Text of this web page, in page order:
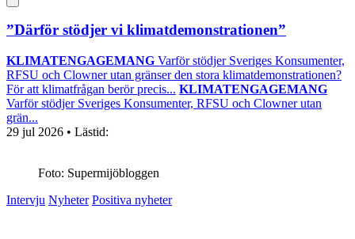
”Därför stödjer vi klimatdemonstrationen”
KLIMATENGAGEMANG Varför stödjer Sveriges Konsumenter,
RFSU och Clowner utan gränser den stora klimatdemonstrationen?
För att klimatfrågan berör precis... KLIMATENGAGEMANG
Varför stödjer Sveriges Konsumenter, RFSU och Clowner utan
grän...
29 jul 2026 • Lästid:
Foto: Supermijöbloggen
Intervju Nyheter Positiva nyheter